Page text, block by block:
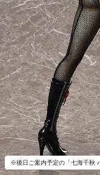
※後日ご案内予定の「七海千秋